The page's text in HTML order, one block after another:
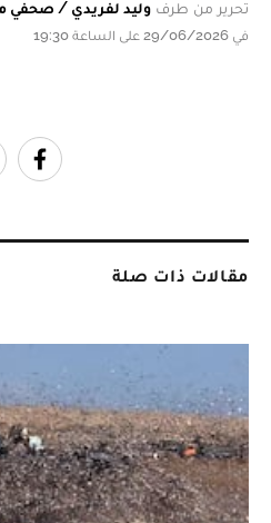
تحرير من طرف وليد لفريدي / صحفي
في 29/06/2026 على الساعة 19:30
مقالات ذات صلة